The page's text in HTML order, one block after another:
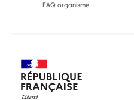
FAQ organisme